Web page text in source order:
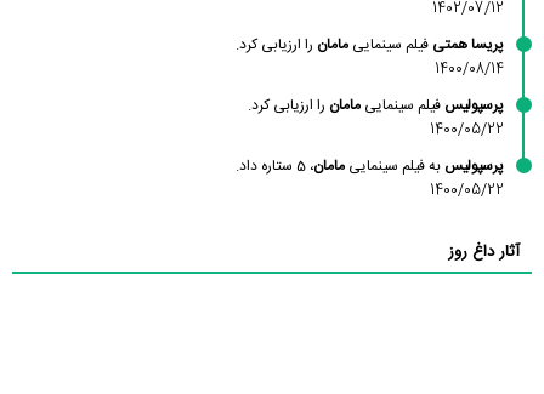
1402/07/12
پریسا همتی فیلم سینمایی مامان را ارزیابی کرد.
1400/08/14
پرسپولیس فیلم سینمایی مامان را ارزیابی کرد.
1400/05/22
پرسپولیس به فیلم سینمایی مامان، 5 ستاره داد.
1400/05/22
آثار داغ روز